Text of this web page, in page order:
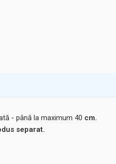
- până la maximum 40 cm.
separat.